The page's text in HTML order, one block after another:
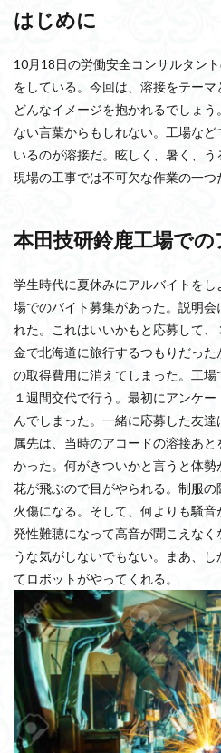
はじめに
10月18日の労働安全コンサルタン
をしている。今回は、溶接をテー
どんなイメージを抱かれるでしょ
ない言葉からもしれない。工場な
いるのが溶接だ。眩しく、暑く、う
現場の工事では不可欠な作業の一つ
本田技研鈴鹿工場での
学生時代に夏休みにアルバイトを
場でのバイト募集があった。説明
れた。これはいいかもと応募して
金で北海道に旅行するつもりだっ
の取得費用に消えてしまった。工
１週間交代で行う。最初にアンケ
んでしまった。一緒に応募した友
属先は、当時のアコードの溶接あ
かった。何がきついかと言うと体
花が飛ぶので目がやられる。制服
火傷になる。そして、何よりも騒
発性難聴になって高音が聞こえな
うな気がしないでもない。まあ、
てロボットがやってくれる。